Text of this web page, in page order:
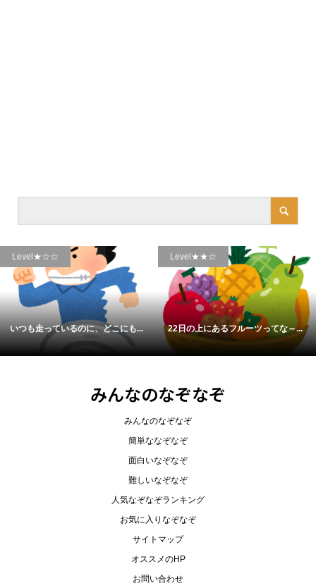
ーツってな～...
Level★☆☆
「から」という名前がついている...
Level★★★
春夏秋冬かなら
みんなのなぞなぞ
みんなのなぞなぞ
簡単ななぞなぞ
面白いなぞなぞ
難しいなぞなぞ
人気なぞなぞランキング
お気に入りなぞなぞ
サイトマップ
オススメのHP
お問い合わせ